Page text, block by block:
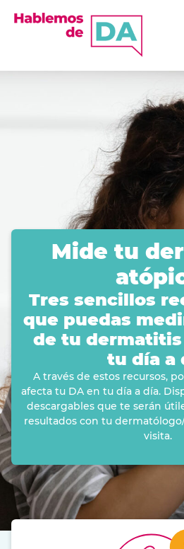
Mide tu
Tres sencillos
que puedas
de tu
tu día a
A través de estos recursos,
afecta tu DA en tu día a día.
descargables que te serán
resultados con tu
visita.